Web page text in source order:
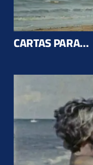
CARTAS PARA…